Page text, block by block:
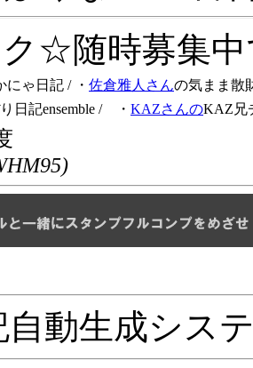
ク☆随時募集
にゃ日記 / ・ 佐倉雅人さんの気まま散
日記ensemble / ・ KAZさんのKAZ兄
自動生成シス